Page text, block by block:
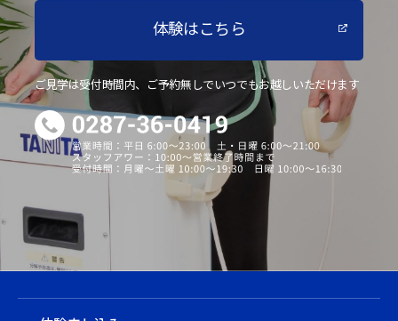
体験はこちら
ご見学は受付時間内、ご予約無しでいつでもお越しいただけます